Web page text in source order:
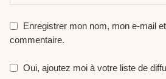
Enregistrer mon nom, mon e-mail
commentaire.
Oui, ajoutez moi à votre liste de